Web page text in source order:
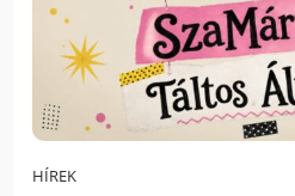
HÍREK